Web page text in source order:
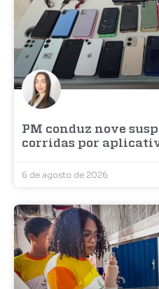
PM conduz nove
corridas por
6 de agosto de 2026